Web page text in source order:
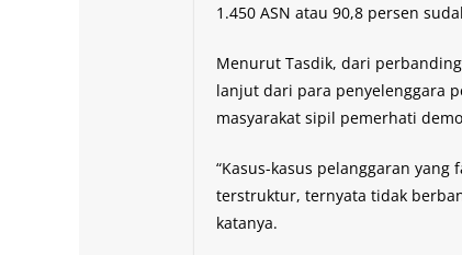
1.450 ASN atau 90,8 persen
Menurut Tasdik, dari
lanjut dari para penyelenggara
masyarakat sipil pemerhati
“Kasus-kasus pelanggaran
terstruktur, ternyata tidak
katanya.